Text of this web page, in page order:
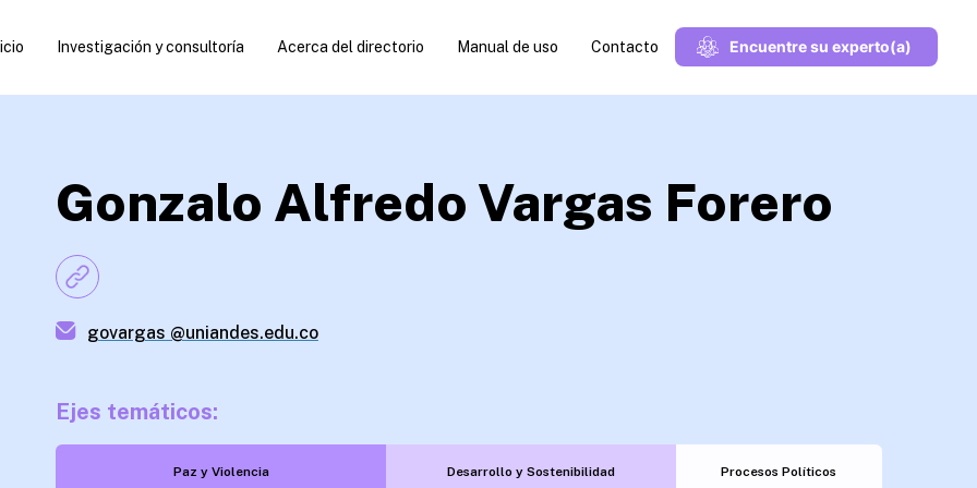
Investigación y consultoría Acerca del directorio Manual de uso Contacto Encuentre su experto(a)
Gonzalo Alfredo Vargas Forero
govargas @uniandes.edu.co
Ejes temáticos:
Paz y Violencia Desarrollo y Sostenibilidad Procesos Políticos